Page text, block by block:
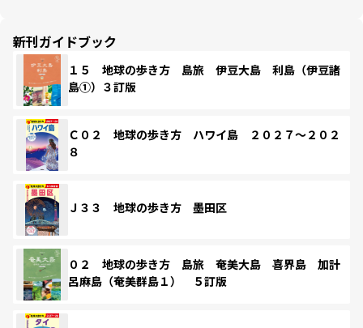
新刊ガイドブック
１５ 地球の歩き方 島旅 伊豆大島 利島（伊豆諸
島①）３訂版
Ｃ０２ 地球の歩き方 ハワイ島 ２０２７～２０２
８
Ｊ３３ 地球の歩き方 墨田区
０２ 地球の歩き方 島旅 奄美大島 喜界島 加計
呂麻島（奄美群島１） ５訂版